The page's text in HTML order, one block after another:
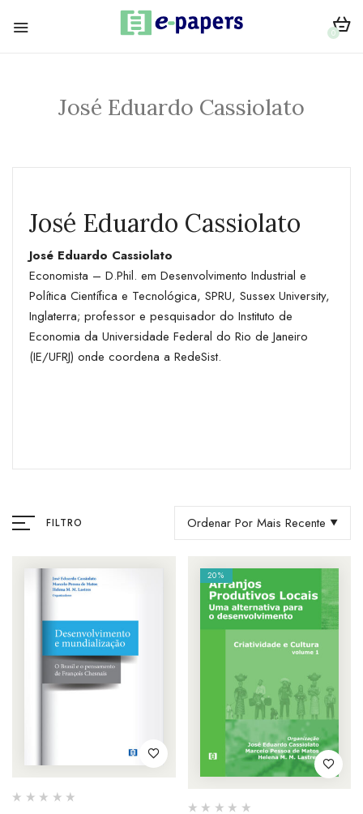
0
José Eduardo Cassiolato
José Eduardo Cassiolato
José Eduardo Cassiolato
Economista – D.Phil. em Desenvolvimento Industrial e
Política Científica e Tecnológica, SPRU, Sussex University,
Inglaterra; professor e pesquisador do Instituto de
Economia da Universidade Federal do Rio de Janeiro
(IE/UFRJ) onde coordena a RedeSist.
FILTRO Ordenar Por Mais Recente
20%